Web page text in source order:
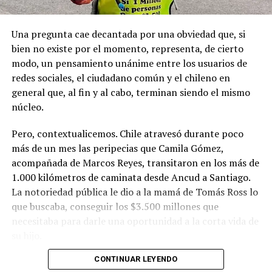
Una pregunta cae decantada por una obviedad que, si
bien no existe por el momento, representa, de cierto
modo, un pensamiento unánime entre los usuarios de
redes sociales, el ciudadano común y el chileno en
general que, al fin y al cabo, terminan siendo el mismo
núcleo.
Pero, contextualicemos. Chile atravesó durante poco
más de un mes las peripecias que Camila Gómez,
acompañada de Marcos Reyes, transitaron en los más de
1.000 kilómetros de caminata desde Ancud a Santiago.
La notoriedad pública le dio a la mamá de Tomás Ross lo
que buscaba, conseguir los $3.500 millones que
necesitaba para darle una oportunidad a la corta vida de
La solidaridad y empatía de los chilenos en cada paso
CONTINUAR LEYENDO